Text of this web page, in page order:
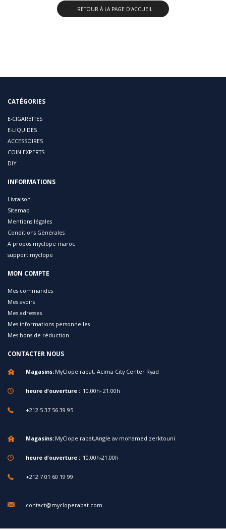
RETOUR À LA PAGE D'ACCUEIL
CATÉGORIES
E-CIGARETTES
E-LIQUIDES
ACCESSOIRES
COIN EXPERTS
DIY
INFORMATIONS
Livraison
Sitemap
Mentions légales
Conditions Générales
A propos myclope maroc
support myclope
MON COMPTE
Mes commandes
Mes avoirs
Mes adresses
Mes informations personnelles
Mes bons de réduction
CONTACTER NOUS
Magasins: MyClope rabat, Acima City Center Ryad
heure d'ouverture : 10.00h- 21.00h
+212 5 37 56 39 95
Magasins: MyClope rabat,Angle av mohamed zerktouni
heure d'ouverture : 10.00h-21.00h
+212 7 01 60 19 99
contact@mycloperabat.com